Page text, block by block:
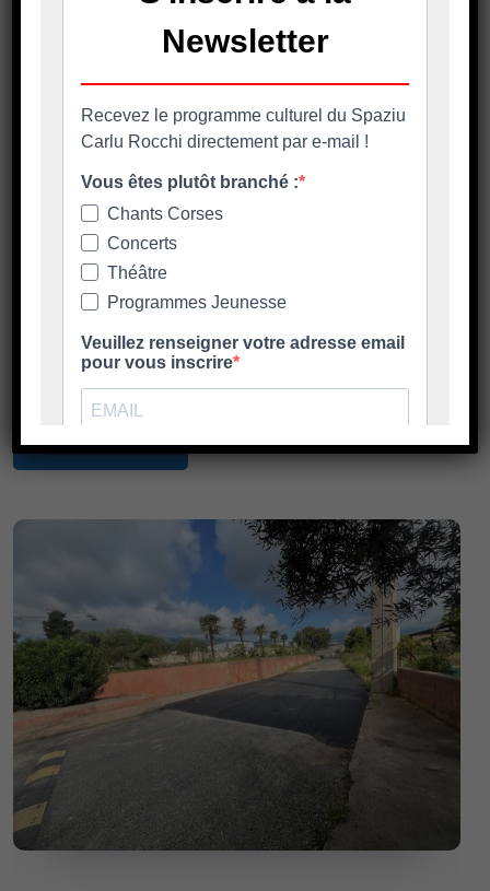
24 Avril 2026 ACTUALITÉ
Rencontres conviviales
destinées aux seniors
😊Rencontres conviviales destinées aux séniors 😊
Ces moments d’échanges permettent de partager un
temps agréable
En savoir plus